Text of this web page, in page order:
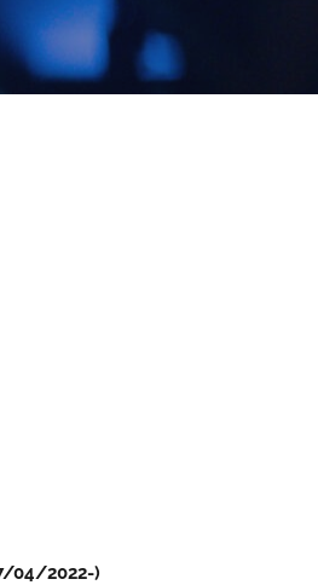
UN POSTO AL SOLE
04/2022-)